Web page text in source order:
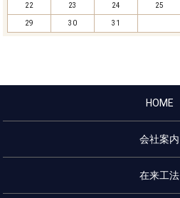
22 23 24 25
29 30 31
HOME
会社案内
在来工法